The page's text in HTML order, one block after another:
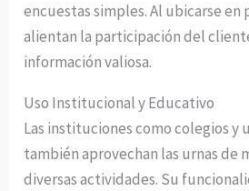
encuestas simples. Al ubicarse
alientan la participación del
información valiosa.
Uso Institucional y Educativo
Las instituciones como colegios y
también aprovechan las urnas de
diversas actividades. Su